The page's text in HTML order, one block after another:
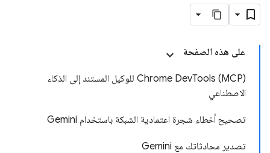
على هذه الصفحة
‫Chrome DevTools (MCP) للوكيل المستند إلى الذكاء
الاصطناعي
تصحيح أخطاء شجرة اعتمادية الشبكة باستخدام Gemini
تصدير محادثاتك مع Gemini